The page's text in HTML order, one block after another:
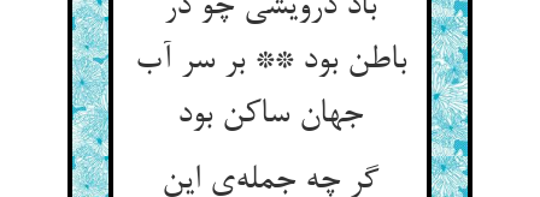
باطن بود ** بر سر آب
جهان ساکن بود
گر چه جمله‌‌ی این